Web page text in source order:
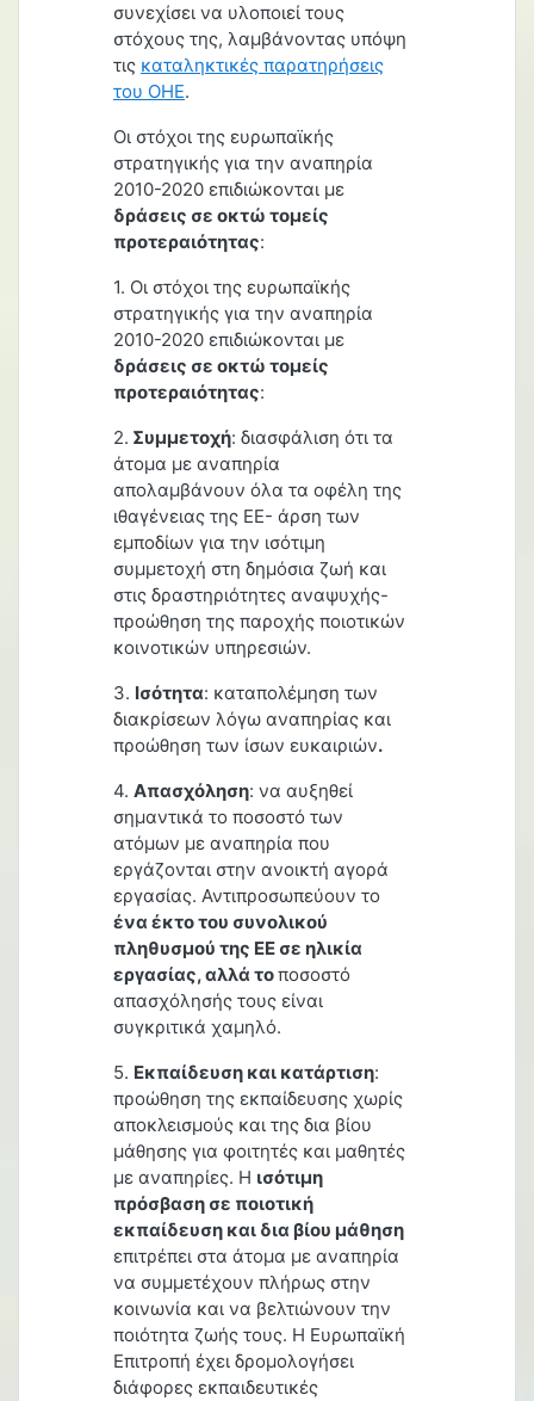
συνεχίσει να υλοποιεί τους
στόχους της, λαμβάνοντας υπόψη
τις καταληκτικές παρατηρήσεις
του ΟΗΕ.
Οι στόχοι της ευρωπαϊκής
στρατηγικής για την αναπηρία
2010-2020 επιδιώκονται με
δράσεις σε οκτώ τομείς
προτεραιότητας:
1. Οι στόχοι της ευρωπαϊκής
στρατηγικής για την αναπηρία
2010-2020 επιδιώκονται με
δράσεις σε οκτώ τομείς
προτεραιότητας:
2. Συμμετοχή: διασφάλιση ότι τα
άτομα με αναπηρία
απολαμβάνουν όλα τα οφέλη της
ιθαγένειας της ΕΕ- άρση των
εμποδίων για την ισότιμη
συμμετοχή στη δημόσια ζωή και
στις δραστηριότητες αναψυχής-
προώθηση της παροχής ποιοτικών
κοινοτικών υπηρεσιών.
3. Ισότητα: καταπολέμηση των
διακρίσεων λόγω αναπηρίας και
προώθηση των ίσων ευκαιριών.
4. Απασχόληση: να αυξηθεί
σημαντικά το ποσοστό των
ατόμων με αναπηρία που
εργάζονται στην ανοικτή αγορά
εργασίας. Αντιπροσωπεύουν το
ένα έκτο του συνολικού
πληθυσμού της ΕΕ σε ηλικία
εργασίας, αλλά τοποσοστό
απασχόλησής τους είναι
συγκριτικά χαμηλό.
5. Εκπαίδευση και κατάρτιση:
προώθηση της εκπαίδευσης χωρίς
αποκλεισμούς και της δια βίου
μάθησης για φοιτητές και μαθητές
με αναπηρίες. Η ισότιμη
πρόσβαση σε ποιοτική
εκπαίδευση και δια βίου μάθηση
επιτρέπει στα άτομα με αναπηρία
να συμμετέχουν πλήρως στην
κοινωνία και να βελτιώνουν την
ποιότητα ζωής τους. Η Ευρωπαϊκή
Επιτροπή έχει δρομολογήσει
διάφορες εκπαιδευτικές